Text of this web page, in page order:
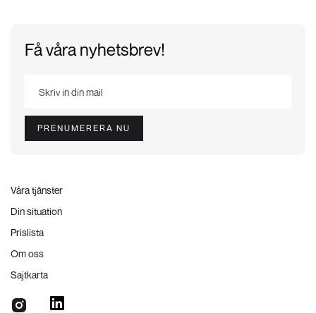
Få våra nyhetsbrev!
Våra tjänster
Din situation
Prislista
Om oss
Sajtkarta